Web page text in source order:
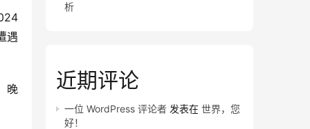
遇
晚
析
近期评论
一位 WordPress 评论者 发表在 世界，您
好！